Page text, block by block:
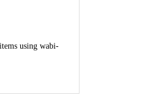
using wabi-